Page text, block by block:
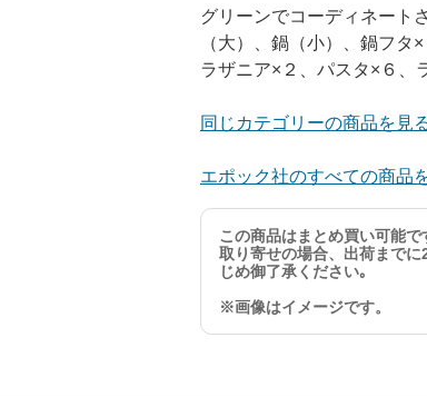
グリーンでコーディネート
（大）、鍋（小）、鍋フ
ラザニア×２、パスタ×６、
同じカテゴリーの商品を見
エポック社のすべての商品
この商品はまとめ買い可能
取り寄せの場合、出荷まで
じめ御了承ください｡
※画像はイメージです。